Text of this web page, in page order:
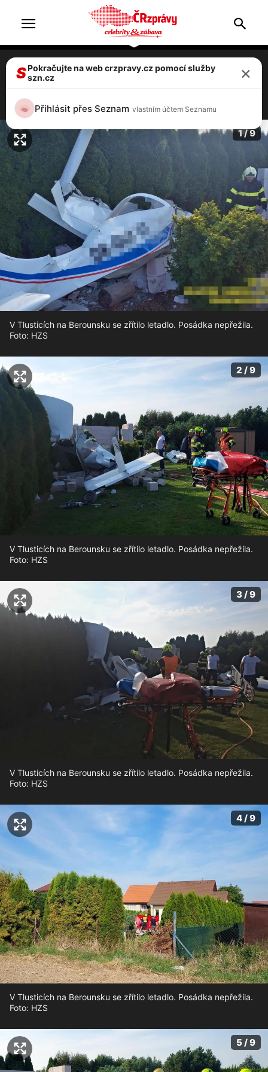
FOTO: Tragický pád letadla v Tlusticích na
1 / 9
V Tlusticích na Berounsku se zřítilo letadlo. Posádka nepřežila.
Foto: HZS
2 / 9
V Tlusticích na Berounsku se zřítilo letadlo. Posádka nepřežila.
Foto: HZS
3 / 9
V Tlusticích na Berounsku se zřítilo letadlo. Posádka nepřežila.
Foto: HZS
4 / 9
V Tlusticích na Berounsku se zřítilo letadlo. Posádka nepřežila.
Foto: HZS
5 / 9
SPokračujte na web crzpravy.cz pomocí služby
szn.cz
×
Přihlásit přes Seznam vlastním účtem Seznamu